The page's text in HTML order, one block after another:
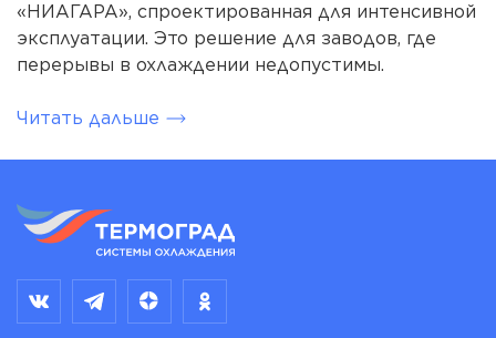
«НИАГАРА», спроектированная для интенсивной
эксплуатации. Это решение для заводов, где
перерывы в охлаждении недопустимы.
Читать дальше